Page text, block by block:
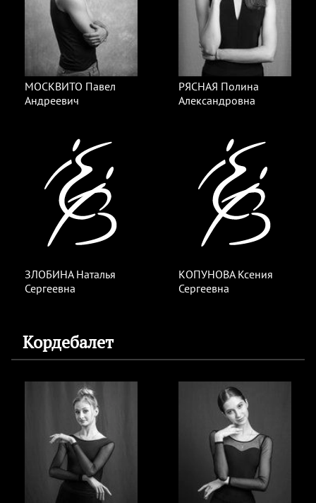
МОСКВИТО Павел
Андреевич
РЯСНАЯ Полина
Александровна
ЗЛОБИНА Наталья
Сергеевна
КОПУНОВА Ксения
Сергеевна
Кордебалет